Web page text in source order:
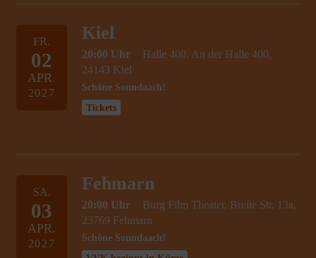
FR.
02
APR.
2027
Kiel
20:00 Uhr
Halle 400, An der Halle 400,
24143 Kiel
Schöne Sonndaach!
Tickets
SA.
03
APR.
2027
Fehmarn
20:00 Uhr
Burg Film Theater, Breite Str. 13a,
23769 Fehmarn
Schöne Sonndaach!